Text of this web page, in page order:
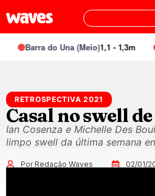
Barra do Una (Meio)1,1 - 1,3m
RETROSPECTIVA 2021
Casal no swell
Ian Cosenza e Michelle Des
limpo swell da última semana
Por Redação Waves 02/01/